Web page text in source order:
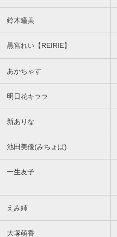
鈴木瞳美
黒宮れい【REIRIE】
あかちゃす
明日花キララ
新ありな
池田美優(みちょぱ)
一生友子
えみ姉
大塚萌香